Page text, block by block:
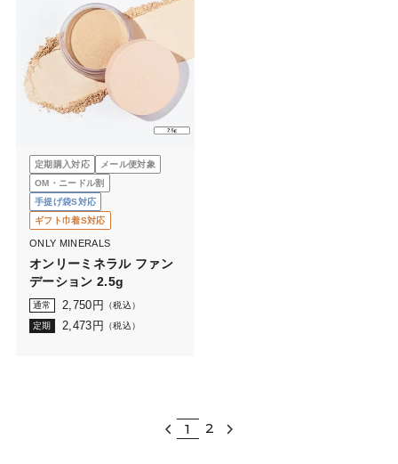
定期購入対応
メール便対象
OM・ニードル割
手提げ袋S対応
ギフト巾着S対応
ONLY MINERALS
オンリーミネラル ファン
デーション 2.5g
通常 2,750 円 （税込）
定期 2,473 円 （税込）
1 2